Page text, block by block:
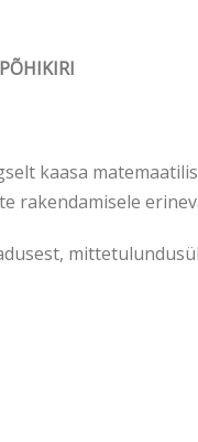
kaasa
rakendamisele